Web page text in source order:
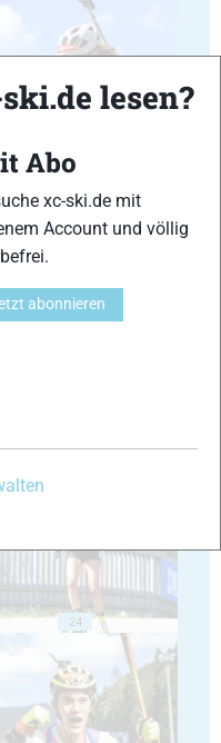
20
24
lesen?
Abo
xc-ski.de mit
Account und völlig
abonnieren